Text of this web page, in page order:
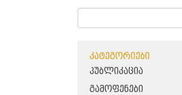
ᲙᲐᲢᲔᲒᲝᲠᲘᲔᲑᲘ
ᲞᲣᲑᲚᲘᲙᲐᲪᲘᲐ
ᲒᲐᲛᲝᲤᲔᲜᲔᲑᲘ